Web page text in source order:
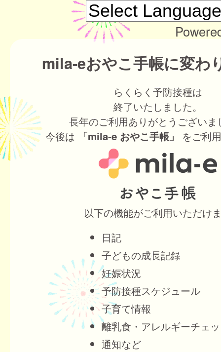
mila-eおやこ手帳に変わ
らくらく予防接種は
終了いたしました。
長年のご利用ありがとうございま
今後は
「mila-e おやこ手帳」 をご利
以下の機能がご利用いただけ
日記
子どもの成長記録
妊娠状況
予防接種スケジュール
子育て情報
離乳食・アレルギーチェ
通知など